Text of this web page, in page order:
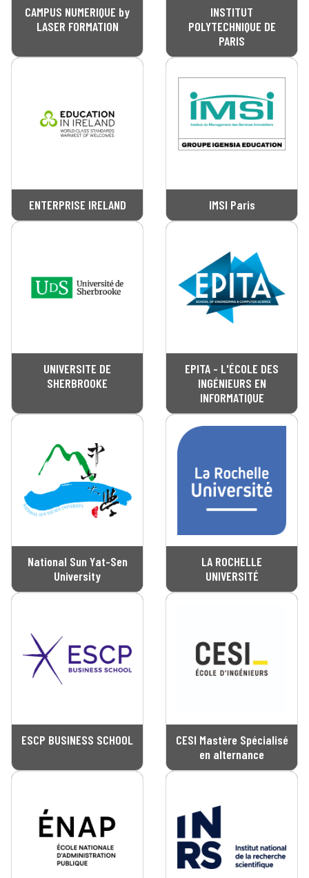
CAMPUS NUMERIQUE by
LASER FORMATION
INSTITUT
POLYTECHNIQUE DE
PARIS
ENTERPRISE IRELAND IMSI Paris
UNIVERSITE DE
SHERBROOKE
EPITA - L'ÉCOLE DES
INGÉNIEURS EN
INFORMATIQUE
National Sun Yat-Sen
University
LA ROCHELLE
UNIVERSITÉ
ESCP BUSINESS SCHOOL
CESI Mastère Spécialisé
en alternance